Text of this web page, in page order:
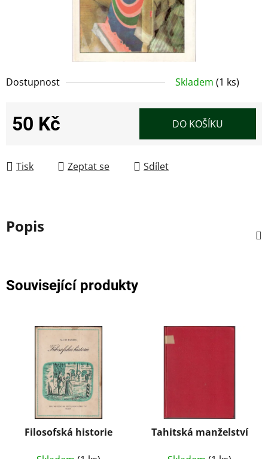
Dostupnost Skladem (1 ks)
50 Kč DO KOŠÍKU
Tisk Zeptat se Sdílet
Popis
Související produkty
Filosofská historie Tahitská manželství